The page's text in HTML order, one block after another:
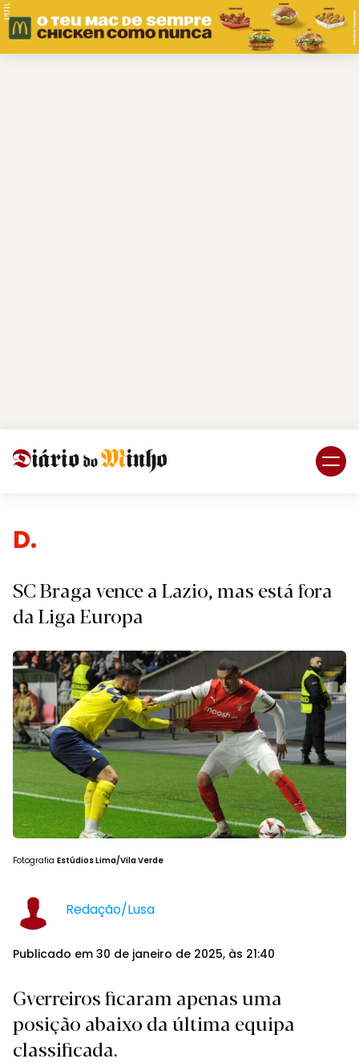
PUB.
Despo
SC Braga vence a Lazio, mas está fora
da Liga Europa
Fotografia Estúdios Lima/Vila Verde
Redação/Lusa
Publicado em 30 de janeiro de 2025, às 21:40
Gverreiros ficaram apenas uma
posição abaixo da última equipa
classificada.